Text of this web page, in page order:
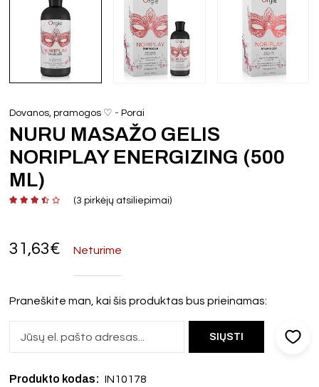
Dovanos, pramogos ♡ -Porai
NURU MASAŽO GELIS
NORIPLAY ENERGIZING (500
ML)
(3 pirkėjų atsiliepimai)
31,63€ Neturime
Praneškite man, kai šis produktas bus prieinamas:
Produkto kodas: IN10178